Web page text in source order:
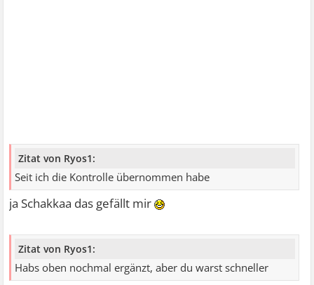
Zitat von Ryos1:
Seit ich die Kontrolle übernommen habe
ja Schakkaa das gefällt mir
Zitat von Ryos1:
Habs oben nochmal ergänzt, aber du warst schneller